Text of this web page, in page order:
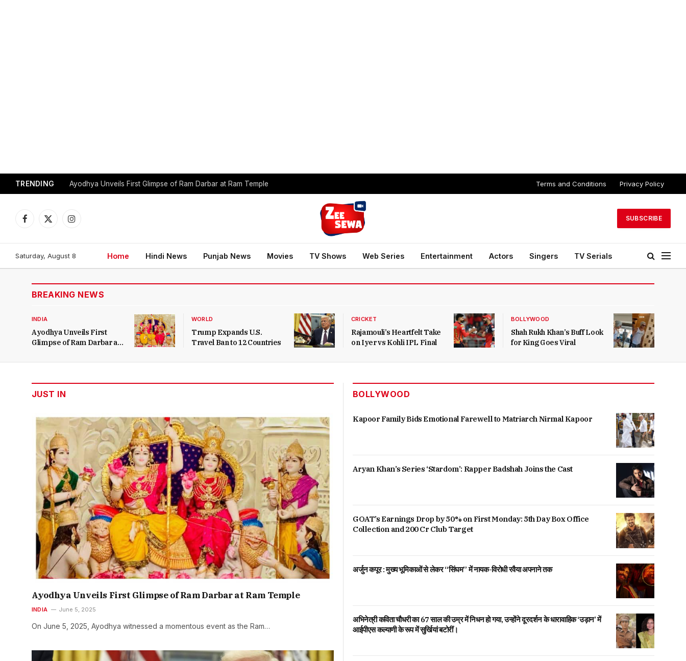
TRENDING Trump Expands U.S. Travel Ban to 12 Countries Terms and Conditions Privacy Policy
Facebook
X
Instagram
SUBSCRIBE
Saturday, August 8 Home Hindi News Punjab News Movies TV Shows Web Series Entertainment Actors Singers TV Serials
BREAKING NEWS
INDIA
Ayodhya Unveils First
Glimpse of Ram Darbar at
WORLD
Trump Expands U.S.
Travel Ban to 12 Countries
CRICKET
Rajamouli’s Heartfelt Take
on Iyer vs Kohli IPL Final
BOLLYWOOD
Shah Rukh Khan’s Buff Look
for King Goes Viral
JUST IN
Ayodhya Unveils First Glimpse of Ram Darbar at Ram Temple
INDIA June 5, 2025
On June 5, 2025, Ayodhya witnessed a momentous event as the Ram…
BOLLYWOOD
Kapoor Family Bids Emotional Farewell to Matriarch Nirmal Kapoor
Aryan Khan’s Series ‘Stardom’: Rapper Badshah Joins the Cast
GOAT’s Earnings Drop by 50% on First Monday: 5th Day Box Office
Collection and 200 Cr Club Target
अर्जुन कपूर : मुख्य भूमिकाओं से लेकर “सिंघम” में नायक-विरोधी रवैया अपनाने तक
अभिनेत्री कविता चौधरी का 67 साल की उम्र में निधन हो गया, उन्होंने दूरदर्शन के धारावाहिक ‘उड़ान’ में
आईपीएस कल्याणी के रूप में सुर्खियां बटोरीं।